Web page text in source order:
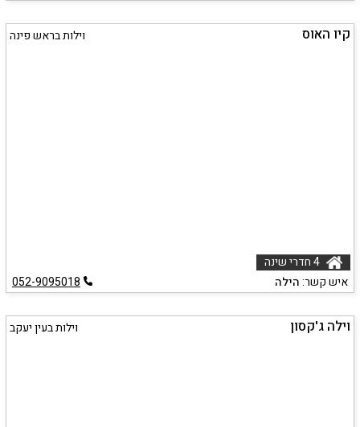
קיו האוס וילות בראש פינה
איש קשר:הילה 052-9095018
וילה ג'קסון וילות בעין יעקב